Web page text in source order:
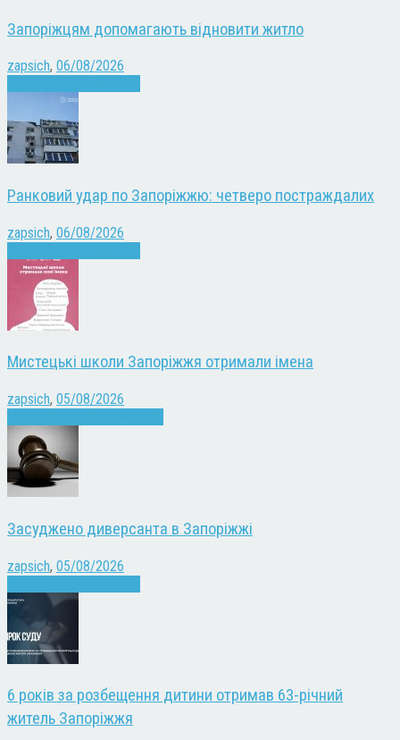
Запоріжцям допомагають відновити житло
zapsich, 06/08/2026
Ранковий удар по Запоріжжю: четверо постраждалих
zapsich, 06/08/2026
Мистецькі школи Запоріжжя отримали імена
zapsich, 05/08/2026
Засуджено диверсанта в Запоріжжі
zapsich, 05/08/2026
6 років за розбещення дитини отримав 63-річний
житель Запоріжжя